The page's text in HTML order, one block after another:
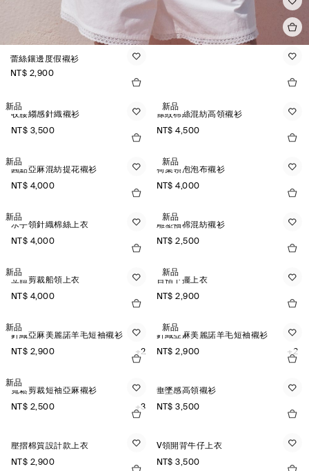
蕾絲鑲邊度假襯衫
NT$ 2,900
新品
收腰縐感針織襯衫
NT$ 3,500
新品
條紋棉絲混紡高領襯衫
NT$ 4,500
新品
圓點亞麻混紡提花襯衫
NT$ 4,000
新品
荷葉領泡泡布襯衫
NT$ 4,000
新品
水手領針織棉絲上衣
NT$ 4,000
新品
雕塑袖棉混紡襯衫
NT$ 2,500
新品
立體剪裁船領上衣
NT$ 4,000
新品
百褶下擺上衣
NT$ 2,900
新品
針織亞麻美麗諾羊毛短袖襯衫
NT$ 2,900
+2
新品
針織亞麻美麗諾羊毛短袖襯衫
NT$ 2,900
+2
新品
寬鬆剪裁短袖亞麻襯衫
NT$ 2,500
+3
垂墜感高領襯衫
NT$ 3,500
壓摺棉質設計款上衣
NT$ 2,900
V領開背牛仔上衣
NT$ 3,500